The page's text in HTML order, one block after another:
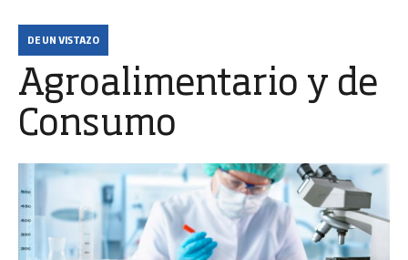
DE UN VISTAZO
Agroalimentario y de
Consumo